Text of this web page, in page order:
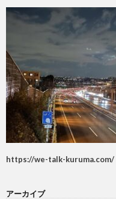
https://we-talk-kuruma.com/
アーカイブ